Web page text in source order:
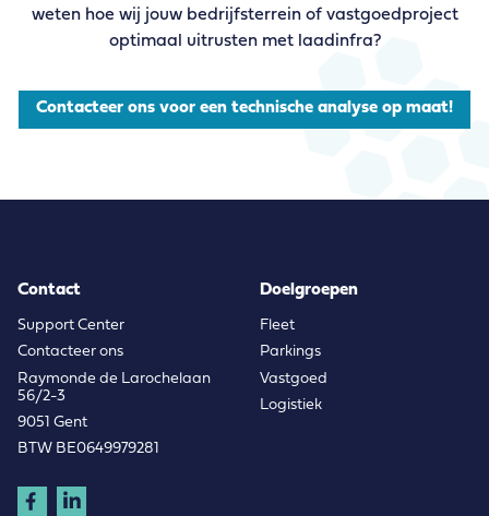
weten hoe wij jouw bedrijfsterrein of vastgoedproject
optimaal uitrusten met laadinfra?
Contacteer ons voor een technische analyse op maat!
Contact
Support Center
Contacteer ons
Raymonde de Larochelaan
56/2-3
9051 Gent
BTW BE0649979281
Doelgroepen
Fleet
Parkings
Vastgoed
Logistiek